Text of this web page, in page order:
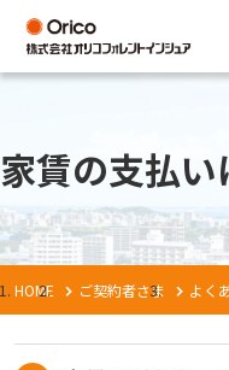
家賃の支払い
HOME ご契約者さま よく